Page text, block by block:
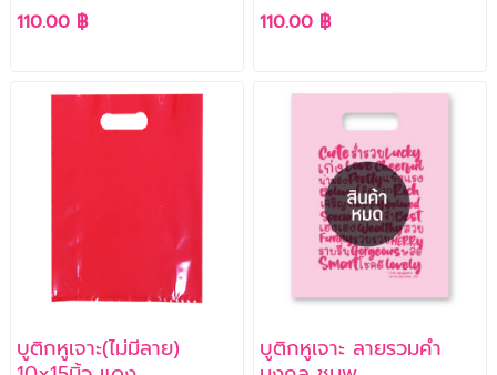
110.00 ฿ 110.00 ฿
บูติกหูเจาะ(ไม่มีลาย)
บูติกหูเจาะ ลายรวมคำ